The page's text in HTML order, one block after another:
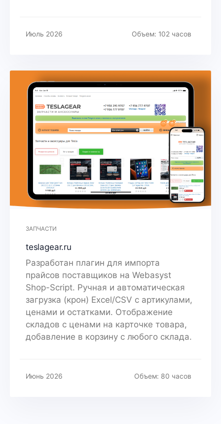
Июль 2026 Объем: 102 часов
ЗАПЧАСТИ
teslagear.ru
Разработан плагин для импорта
прайсов поставщиков на Webasyst
Shop-Script. Ручная и автоматическая
загрузка (крон) Excel/CSV с артикулами,
ценами и остатками. Отображение
складов с ценами на карточке товара,
добавление в корзину с любого склада.
Июнь 2026 Объем: 80 часов